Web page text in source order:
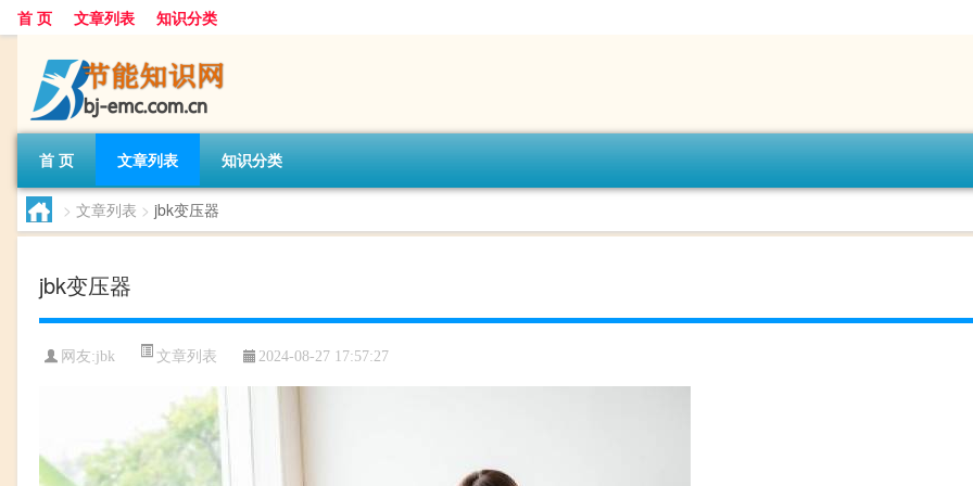
首 页 文章列表 知识分类
首 页 文章列表 知识分类
> 文章列表 > jbk变压器
jbk变压器
网友:jbk 文章列表 2024-08-27 17:57:27